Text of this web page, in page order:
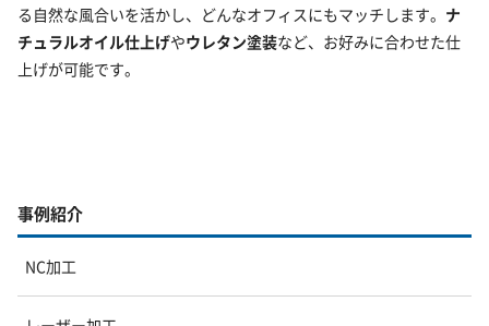
る自然な風合いを活かし、どんなオフィスにもマッチします。 ナ
チュラルオイル仕上げやウレタン塗装など、お好みに合わせた仕
上げが可能です。
事例紹介
NC加工